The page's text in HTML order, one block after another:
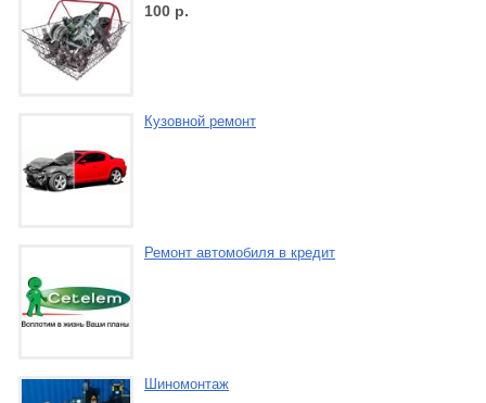
100 р.
Кузовной ремонт
Ремонт автомобиля в кредит
Шиномонтаж